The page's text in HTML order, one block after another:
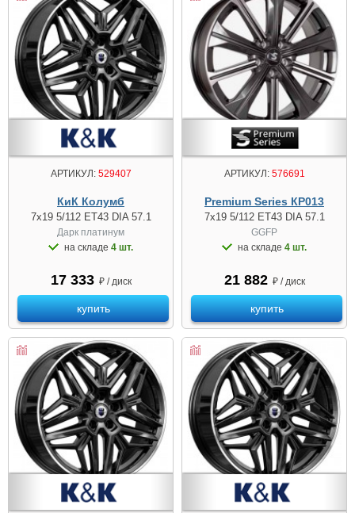
АРТИКУЛ:529407
КиК Колумб
7x19 5/112 ET43 DIA 57.1
Дарк платинум
на складе 4 шт.
17 333 ₽ / диск
купить
АРТИКУЛ:576691
Premium Series КР013
7x19 5/112 ET43 DIA 57.1
GGFP
на складе 4 шт.
21 882 ₽ / диск
купить